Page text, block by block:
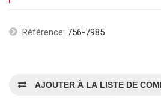
Référence: 756-7985
AJOUTER À LA LISTE DE